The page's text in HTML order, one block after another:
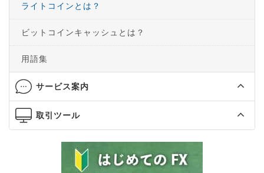
ライトコインとは？
ビットコインキャッシュとは？
用語集
サービス案内
取引ツール